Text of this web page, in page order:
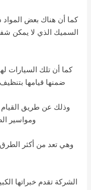
أن هناك بعض المواد ذات
الذي لا يمكن شفطه
كما أن تلك السيارات لها
ضمنها قيامها بتنظيف
وذلك عن طريق القيام بضخ
ومواسير
وهي تعد من أكثر الطرق
تقدم خبراتها